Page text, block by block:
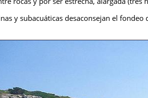
y subacuáticas desaconsejan el